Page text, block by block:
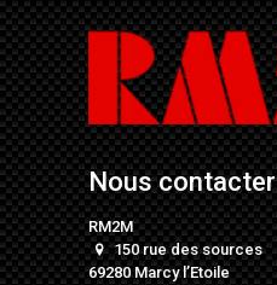
Nous contacter
RM2M
150 rue des sources
69280 Marcy l’Etoile